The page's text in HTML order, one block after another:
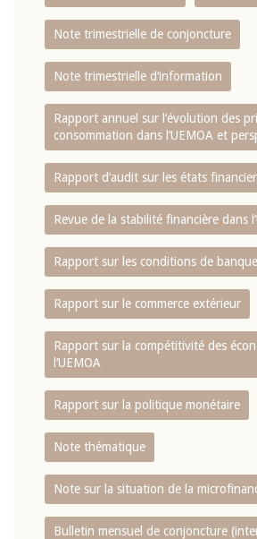
Note trimestrielle de conjoncture
Note trimestrielle d‘information
Rapport annuel sur l‘évolution des
consommation dans l‘UEMOA et
Rapport d‘audit sur les états
Revue de la stabilité financière dans
Rapport sur les conditions de banque
Rapport sur le commerce extérieur
Rapport sur la compétitivité des
l‘UEMOA
Rapport sur la politique monétaire
Note thématique
Note sur la situation de la
Bulletin mensuel de conjoncture